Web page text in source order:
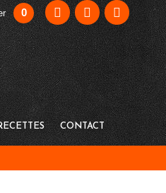
0
CONTACT